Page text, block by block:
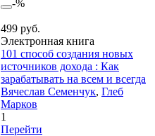
-%
499 руб.
Электронная книга
101 способ создания новых
источников дохода : Как
зарабатывать на всем и всегда
Вячеслав Семенчук, Глеб
Марков
1
Перейти